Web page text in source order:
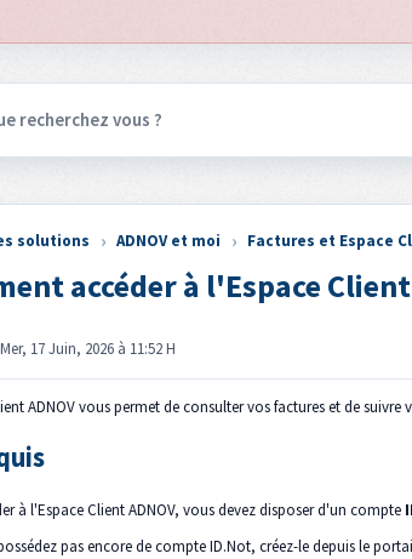
solutions ADNOV et moi Factures et Espace
accéder à l'Espace
17 Juin, 2026 à 11:52 H
ADNOV vous permet de consulter vos factures et de suivre
à l'Espace Client ADNOV, vous devez disposer d'un compte
pas encore de compte ID.Not, créez-le depuis le